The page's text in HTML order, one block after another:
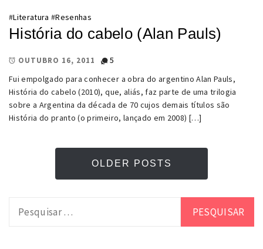
#Literatura #Resenhas
História do cabelo (Alan Pauls)
OUTUBRO 16, 2011
5
Fui empolgado para conhecer a obra do argentino Alan Pauls,
História do cabelo (2010), que, aliás, faz parte de uma trilogia
sobre a Argentina da década de 70 cujos demais títulos são
História do pranto (o primeiro, lançado em 2008) […]
OLDER POSTS
por: